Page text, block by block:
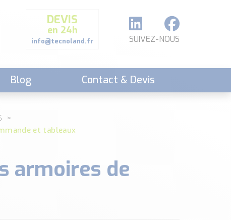
DEVIS
en 24h
info@tecnoland.fr SUIVEZ-NOUS
Blog Contact & Devis
et tableaux
armoires de